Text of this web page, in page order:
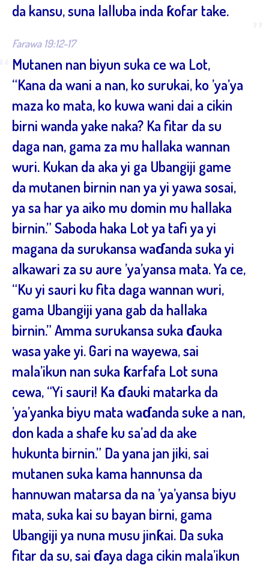
da kansu, suna lalluba inda ƙofar take.
Farawa 19:12-17
Mutanen nan biyun suka ce wa Lot,
“Kana da wani a nan, ko surukai, ko ’ya’ya
maza ko mata, ko kuwa wani dai a cikin
birni wanda yake naka? Ka fitar da su
daga nan, gama za mu hallaka wannan
wuri. Kukan da aka yi ga Ubangiji game
da mutanen birnin nan ya yi yawa sosai,
ya sa har ya aiko mu domin mu hallaka
birnin.” Saboda haka Lot ya tafi ya yi
magana da surukansa waɗanda suka yi
alkawari za su aure ’ya’yansa mata. Ya ce,
“Ku yi sauri ku fita daga wannan wuri,
gama Ubangiji yana gab da hallaka
birnin.” Amma surukansa suka ɗauka
wasa yake yi. Gari na wayewa, sai
mala’ikun nan suka ƙarfafa Lot suna
cewa, “Yi sauri! Ka ɗauki matarka da
’ya’yanka biyu mata waɗanda suke a nan,
don kada a shafe ku sa’ad da ake
hukunta birnin.” Da yana jan jiki, sai
mutanen suka kama hannunsa da
hannuwan matarsa da na ’ya’yansa biyu
mata, suka kai su bayan birni, gama
Ubangiji ya nuna musu jinƙai. Da suka
fitar da su, sai ɗaya daga cikin mala’ikun